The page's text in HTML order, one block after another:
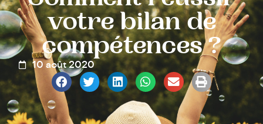
votre bilan de
compétences ?
10 août 2020